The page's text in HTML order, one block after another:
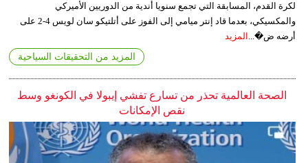
لكرة القدم، المسابقة التي تجمع سنويا أندية من الدوريين الأميركي
والمكسيكي، بعدما قاد إنتر ميامي إلى الفوز على أتلتيكو سان لويس 4-2 على
أرضه ض�... المزيد
المزيد من التحقيقات السياحية
الصحة العالمية تحذر من تسارع تفشي إيبولا في الكونغو وسط
نقص الإمكانات